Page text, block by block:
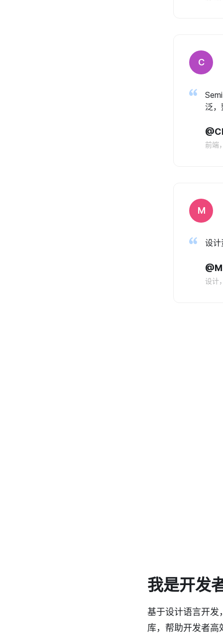
C
泛
前端
M
设计
设计
我是开发
基于设计语言开发
库，帮助开发者高